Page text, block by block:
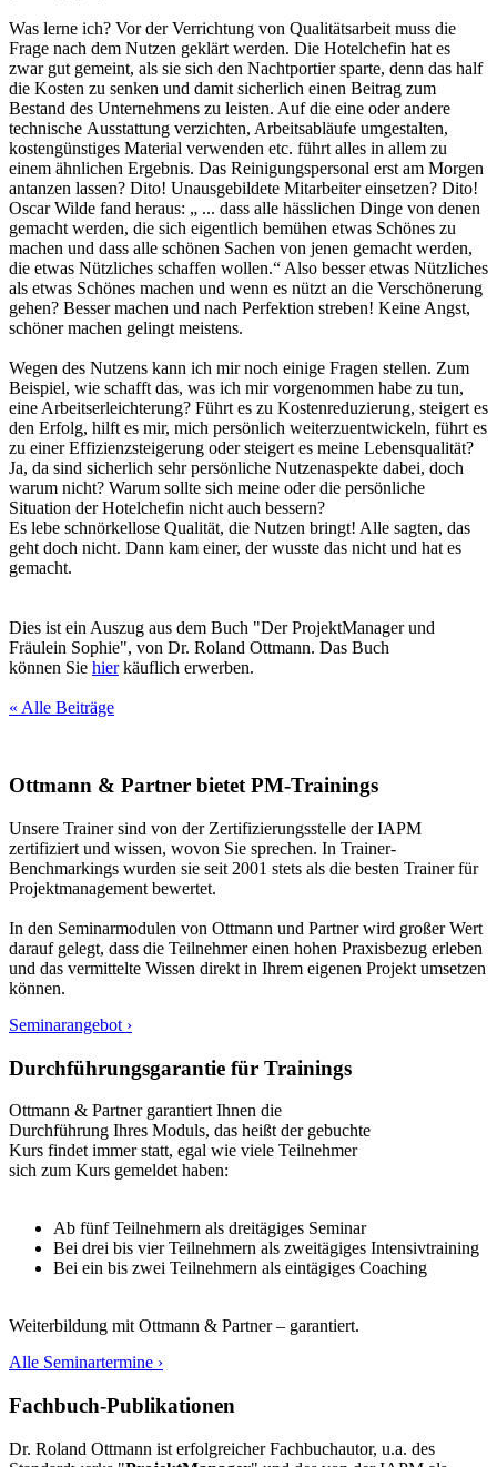
Was lerne ich? Vor der Verrichtung von Qualitätsarbeit muss die
Frage nach dem Nutzen geklärt werden. Die Hotelchefin hat es
zwar gut gemeint, als sie sich den Nachtportier sparte, denn das half
die Kosten zu senken und damit sicherlich einen Beitrag zum
Bestand des Unternehmens zu leisten. Auf die eine oder andere
technische Ausstattung verzichten, Arbeitsabläufe umgestalten,
kostengünstiges Material verwenden etc. führt alles in allem zu
einem ähnlichen Ergebnis. Das Reinigungspersonal erst am Morgen
antanzen lassen? Dito! Unausgebildete Mitarbeiter einsetzen? Dito!
Oscar Wilde fand heraus: „ ... dass alle hässlichen Dinge von denen
gemacht werden, die sich eigentlich bemühen etwas Schönes zu
machen und dass alle schönen Sachen von jenen gemacht werden,
die etwas Nützliches schaffen wollen.“ Also besser etwas Nützliches
als etwas Schönes machen und wenn es nützt an die Verschönerung
gehen? Besser machen und nach Perfektion streben! Keine Angst,
schöner machen gelingt meistens.
Wegen des Nutzens kann ich mir noch einige Fragen stellen. Zum
Beispiel, wie schafft das, was ich mir vorgenommen habe zu tun,
eine Arbeitserleichterung? Führt es zu Kostenreduzierung, steigert es
den Erfolg, hilft es mir, mich persönlich weiterzuentwickeln, führt es
zu einer Effizienzsteigerung oder steigert es meine Lebensqualität?
Ja, da sind sicherlich sehr persönliche Nutzenaspekte dabei, doch
warum nicht? Warum sollte sich meine oder die persönliche
Situation der Hotelchefin nicht auch bessern?
Es lebe schnörkellose Qualität, die Nutzen bringt! Alle sagten, das
geht doch nicht. Dann kam einer, der wusste das nicht und hat es
gemacht.
Dies ist ein Auszug aus dem Buch "Der ProjektManager und
Fräulein Sophie", von Dr. Roland Ottmann. Das Buch
können Sie hierkäuflich erwerben.
« Alle Beiträge
Ottmann & Partner bietet PM-Trainings
Unsere Trainer sind von der Zertifizierungsstelle der IAPM
zertifiziert und wissen, wovon Sie sprechen. In Trainer-
Benchmarkings wurden sie seit 2001 stets als die besten Trainer für
Projektmanagement bewertet.
In den Seminarmodulen von Ottmann und Partner wird großer Wert
darauf gelegt, dass die Teilnehmer einen hohen Praxisbezug erleben
und das vermittelte Wissen direkt in Ihrem eigenen Projekt umsetzen
können.
Seminarangebot ›
Durchführungsgarantie für Trainings
Ottmann & Partner garantiert Ihnen die
Durchführung Ihres Moduls, das heißt der gebuchte
Kurs findet immer statt, egal wie viele Teilnehmer
sich zum Kurs gemeldet haben:
Ab fünf Teilnehmern als dreitägiges Seminar
Bei drei bis vier Teilnehmern als zweitägiges Intensivtraining
Bei ein bis zwei Teilnehmern als eintägiges Coaching
Weiterbildung mit Ottmann & Partner – garantiert.
Alle Seminartermine ›
Fachbuch-Publikationen
Dr. Roland Ottmann ist erfolgreicher Fachbuchautor, u.a. des